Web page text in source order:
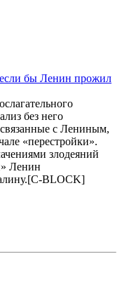
если бы Ленин прожил
без него
с Лениным,
«перестройки».
злодеяний
Ленин
BLOCK]